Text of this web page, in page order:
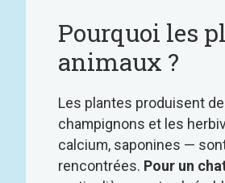
Pourquoi les
animaux ?
Les plantes produisent
champignons et les
calcium, saponines —
rencontrées. Pour un